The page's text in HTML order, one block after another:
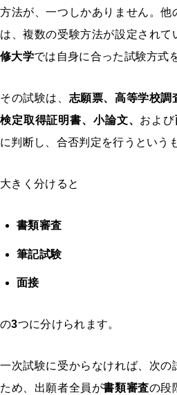
方法が、一つしかありません。他
は、複数の受験方法が設定されて
修大学では自身に合った試験方式
その試験は、 志願票、高等学校調
検定取得証明書、小論文、 および
に判断し、合否判定を行うという
大きく分けると
書類審査
筆記試験
面接
の3つに分けられます。
一次試験に受からなければ、次の
ため、出願者全員が書類審査の段